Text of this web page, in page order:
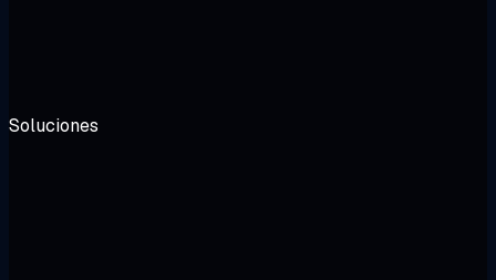
Soluciones